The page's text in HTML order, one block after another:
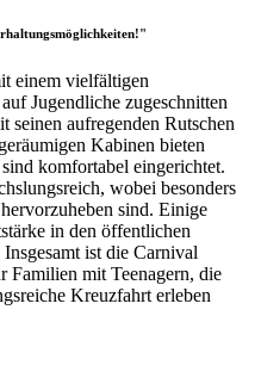
einem vielfältigen
Jugendliche zugeschnitten
seinen aufregenden Rutschen
Kabinen bieten
komfortabel eingerichtet.
wobei besonders
sind. Einige
in den öffentlichen
ist die Carnival
Familien mit Teenagern, die
Kreuzfahrt erleben